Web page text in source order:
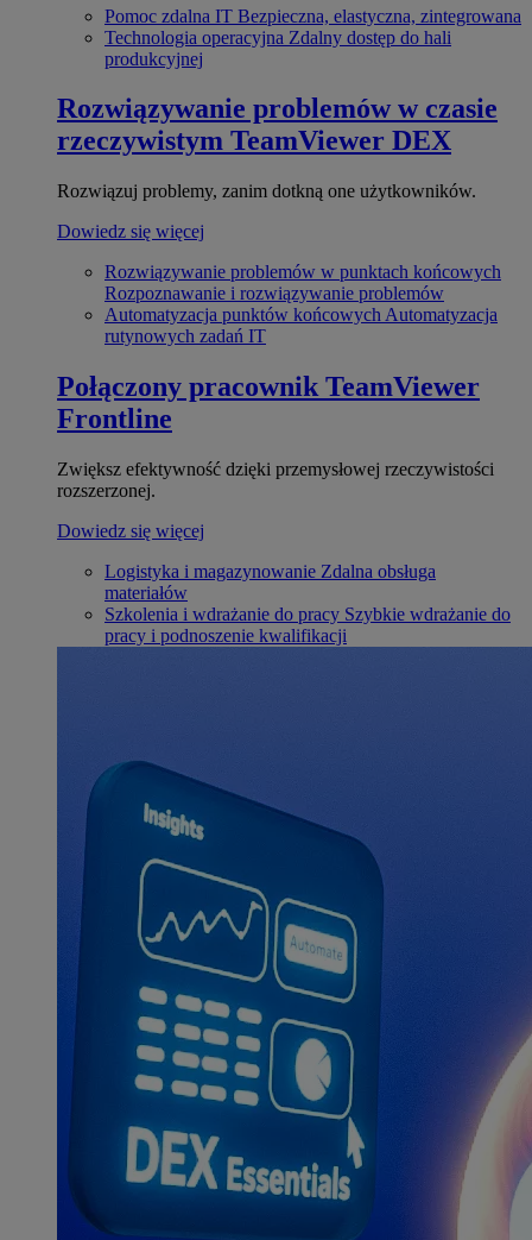
Pomoc zdalna IT Bezpieczna, elastyczna, zintegrowana
Technologia operacyjna Zdalny dostęp do hali
produkcyjnej
Rozwiązywanie problemów w czasie
rzeczywistym TeamViewer DEX
Rozwiązuj problemy, zanim dotkną one użytkowników.
Dowiedz się więcej
Rozwiązywanie problemów w punktach końcowych
Rozpoznawanie i rozwiązywanie problemów
Automatyzacja punktów końcowych Automatyzacja
rutynowych zadań IT
Połączony pracownik TeamViewer
Frontline
Zwiększ efektywność dzięki przemysłowej rzeczywistości
rozszerzonej.
Dowiedz się więcej
Logistyka i magazynowanie Zdalna obsługa
materiałów
Szkolenia i wdrażanie do pracy Szybkie wdrażanie do
pracy i podnoszenie kwalifikacji